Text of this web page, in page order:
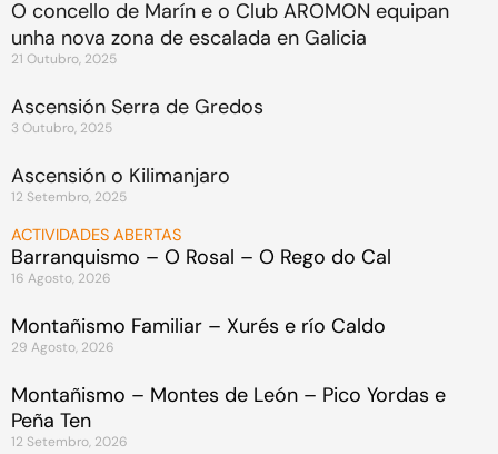
O concello de Marín e o Club AROMON equipan
unha nova zona de escalada en Galicia
21 Outubro, 2025
Ascensión Serra de Gredos
3 Outubro, 2025
Ascensión o Kilimanjaro
12 Setembro, 2025
ACTIVIDADES ABERTAS
Barranquismo – O Rosal – O Rego do Cal
16 Agosto, 2026
Montañismo Familiar – Xurés e río Caldo
29 Agosto, 2026
Montañismo – Montes de León – Pico Yordas e
Peña Ten
12 Setembro, 2026